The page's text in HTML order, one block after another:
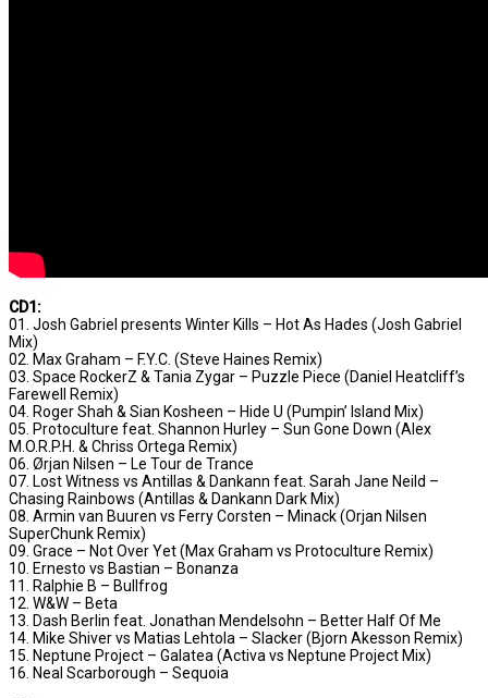
CD1:
01. Josh Gabriel presents Winter Kills – Hot As Hades (Josh Gabriel
Mix)
02. Max Graham – F.Y.C. (Steve Haines Remix)
03. Space RockerZ & Tania Zygar – Puzzle Piece (Daniel Heatcliff’s
Farewell Remix)
04. Roger Shah & Sian Kosheen – Hide U (Pumpin’ Island Mix)
05. Protoculture feat. Shannon Hurley – Sun Gone Down (Alex
M.O.R.P.H. & Chriss Ortega Remix)
06. Ørjan Nilsen – Le Tour de Trance
07. Lost Witness vs Antillas & Dankann feat. Sarah Jane Neild –
Chasing Rainbows (Antillas & Dankann Dark Mix)
08. Armin van Buuren vs Ferry Corsten – Minack (Orjan Nilsen
SuperChunk Remix)
09. Grace – Not Over Yet (Max Graham vs Protoculture Remix)
10. Ernesto vs Bastian – Bonanza
11. Ralphie B – Bullfrog
12. W&W – Beta
13. Dash Berlin feat. Jonathan Mendelsohn – Better Half Of Me
14. Mike Shiver vs Matias Lehtola – Slacker (Bjorn Akesson Remix)
15. Neptune Project – Galatea (Activa vs Neptune Project Mix)
16. Neal Scarborough – Sequoia